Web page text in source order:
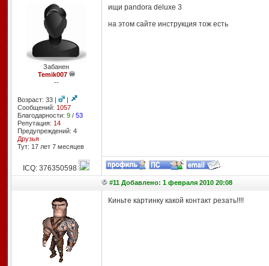
Забанен
Temik007
--
Возраст: 33 |
|
Сообщений: 1057
Благодарности: 9/ 53
Репутация: 14
Предупреждений: 4
Друзья
Тут: 17 лет 7 месяцев
ищи pandora deluxe 3
на этом сайте инструкция тож есть
ICQ: 376350598
#11 Добавлено: 1 февраля 2010 20:08
Киньте картинку какой контакт резать!!!!